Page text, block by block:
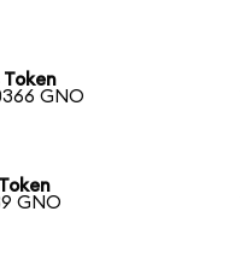
GNO
GNO